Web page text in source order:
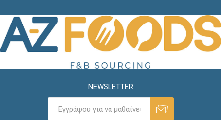
NEWSLETTER